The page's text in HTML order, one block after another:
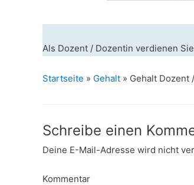
Als Dozent / Dozentin verdienen
Startseite » Gehalt » Gehalt Dozent
Schreibe einen
Deine E-Mail-Adresse wird nicht
Kommentar